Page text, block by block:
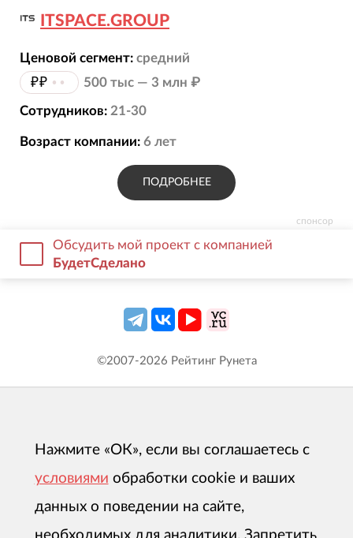
спонсор
ITSPACE.GROUP
Ценовой сегмент: средний
₽₽ •• 500 тыс — 3 млн ₽
Сотрудников: 21-30
Возраст компании: 6 лет
ПОДРОБНЕЕ
Обсудить мой проект с компанией
БудетCделано
©2007-2026 Рейтинг Рунета
Нажмите «ОК», если вы соглашаетесь с
условиями обработки cookie и ваших
данных о поведении на сайте,